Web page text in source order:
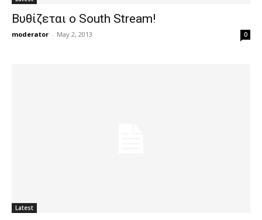
Βυθίζεται ο South Stream!
moderator - May 2, 2013 0
Latest